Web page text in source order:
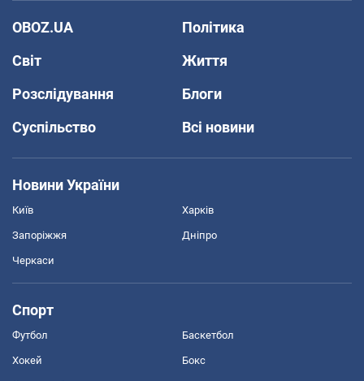
OBOZ.UA
Політика
Світ
Життя
Розслідування
Блоги
Суспільство
Всі новини
Новини України
Київ Харків
Запоріжжя Дніпро
Черкаси
Спорт
Футбол Баскетбол
Хокей Бокс